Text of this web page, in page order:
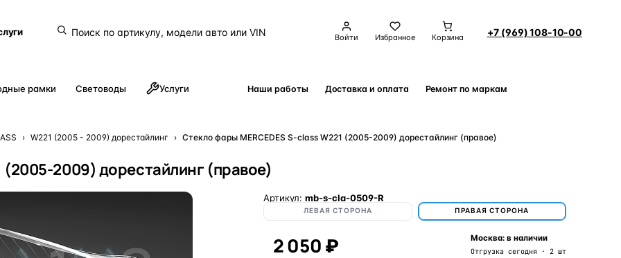
Войти Избранное Корзина +7 (969) 108-10-00
рамки Световоды Услуги Наши работы Доставка и оплата Ремонт по маркам
› W221 (2005 - 2009) дорестайлинг › Стекло фары MERCEDES S-class W221 (2005-2009) дорестайлинг (правое)
(2005-2009) дорестайлинг (правое)
Артикул: mb-s-cla-0509-R
ЛЕВАЯ СТОРОНА ПРАВАЯ СТОРОНА
2 050 ₽ Москва: в наличии
Отгрузка сегодня · 2 шт